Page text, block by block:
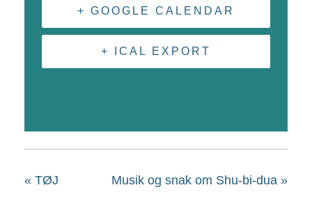
+ GOOGLE CALENDAR
+ ICAL EXPORT
« TØJ Musik og snak om Shu-bi-dua »